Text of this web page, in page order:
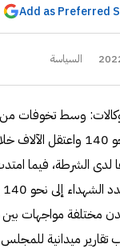
Add as Preferred
السياسة
تاريخ إيران، قتل نحو
مختلفة مواجهات بين
ميدانية للمجلس